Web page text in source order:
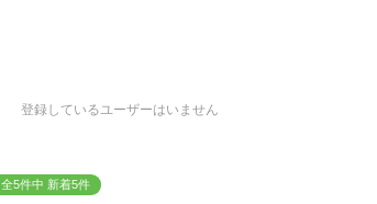
登録しているユーザーはいません
全5件中 新着5件